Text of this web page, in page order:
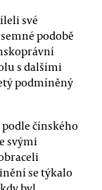
své
podobě
s dalšími
podmíněný
čínského
svými
se týkalo